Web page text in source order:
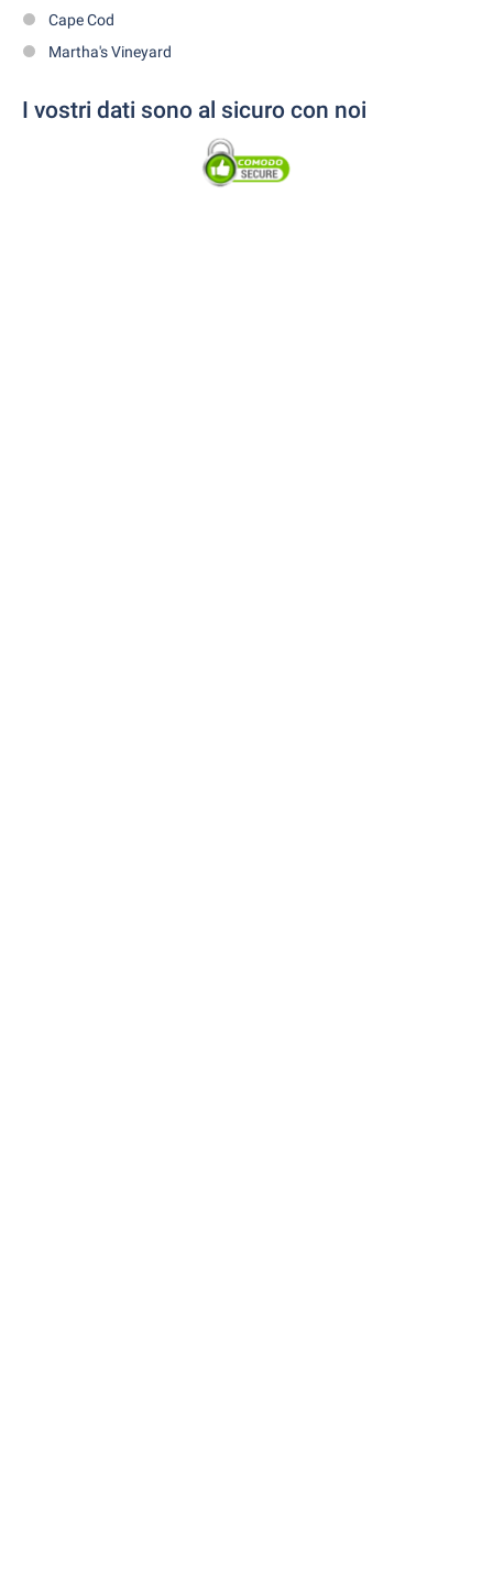
Cape Cod
Martha's Vineyard
I vostri dati sono al sicuro con noi